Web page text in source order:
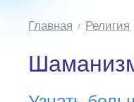
Главная Религия